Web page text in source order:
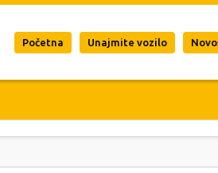
Početna Unajmite vozilo